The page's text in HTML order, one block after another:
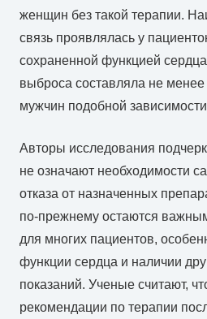
женщин без такой терапии.
связь проявлялась у
сохраненной функцией
выброса составляла не
мужчин подобной
Авторы исследования
не означают необходимости
отказа от назначенных
по-прежнему остаются
для многих пациентов,
функции сердца и наличии
показаний. Ученые считают,
рекомендации по терапии